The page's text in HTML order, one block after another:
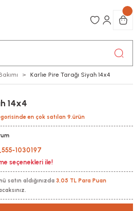
Karlıe Pire Tarağı Siyah 14x4
14x4
en çok satılan 9.ürün
1030197
seçenekleri ile!
satın aldığınızda 3,05 TL Para Puan